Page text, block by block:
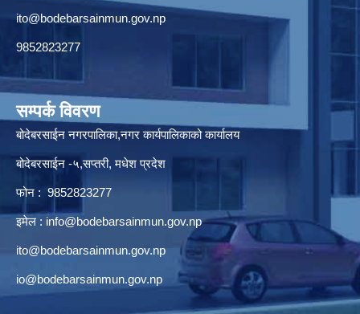
ito@bodebarsainmun.gov.np
9852823277
सम्पर्क विवरण
बोदेबरसाईन नगरपालिका,नगर कार्यपालिकाको कार्यालय
बोदेबरसाईन -५,सप्तरी, मधेश प्रदेश
फोन : 9852823277
इमेल : info@bodebarsainmun.gov.np
ito@bodebarsainmun.gov.np
io@bodebarsainmun.gov.np